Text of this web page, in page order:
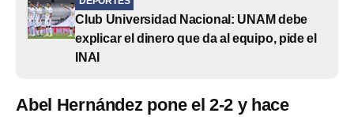
Club Universidad Nacional: UNAM debe
explicar el dinero que da al equipo, pide el
INAI
Abel Hernández pone el 2-2 y hace